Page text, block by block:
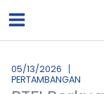
ke
05/13/2026
PERTAMBANGAN